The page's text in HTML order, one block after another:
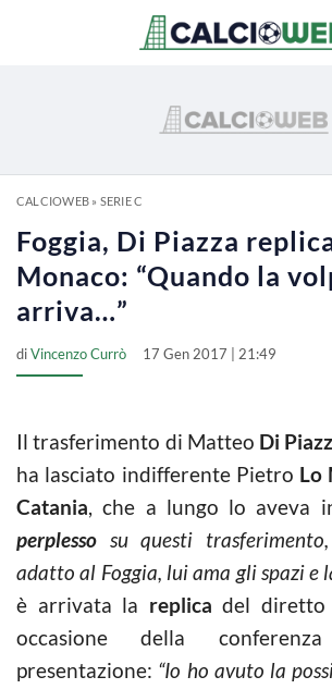
CALCIOWEB» SERIE C
Foggia, Di Piazza
Monaco: “Quando la
arriva…”
diVincenzo Currò 17 Gen 2017 | 21:49
Il trasferimento di Matteo Di
ha lasciato indifferente Pietro Lo
Catania, che a lungo lo aveva
perplesso su questi
adatto al Foggia, lui ama gli spazi e
è arrivata la replica del diretto
occasione della
presentazione: “Io ho avuto la